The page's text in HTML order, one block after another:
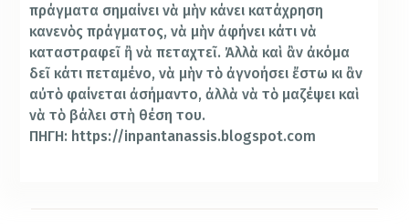
πράγματα σημαίνει νὰ μὴν κάνει κατάχρηση
κανενὸς πράγματος, νὰ μὴν ἀφήνει κάτι νὰ
καταστραφεῖ ἢ νὰ πεταχτεῖ. Ἀλλὰ καὶ ἂν ἀκόμα
δεῖ κάτι πεταμένο, νὰ μὴν τὸ ἀγνοήσει ἔστω κι ἂν
αὐτὸ φαίνεται ἀσήμαντο, ἀλλὰ νὰ τὸ μαζέψει καὶ
νὰ τὸ βάλει στὴ θέση του.
ΠΗΓΗ: https://inpantanassis.blogspot.com